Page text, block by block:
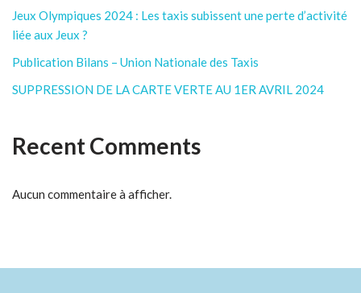
Jeux Olympiques 2024 : Les taxis subissent une perte d’activité
liée aux Jeux ?
Publication Bilans – Union Nationale des Taxis
SUPPRESSION DE LA CARTE VERTE AU 1ER AVRIL 2024
Recent Comments
Aucun commentaire à afficher.